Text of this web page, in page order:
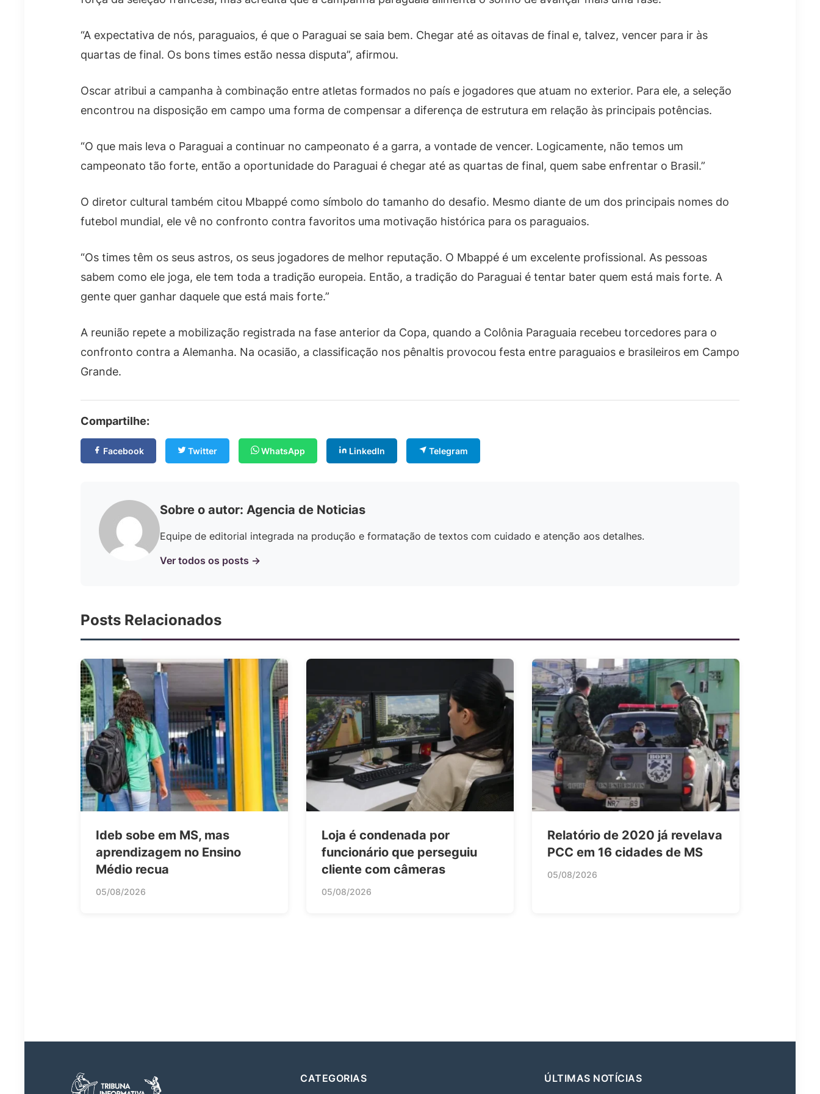
“A expectativa de nós, paraguaios, é que o Paraguai se saia bem. Chegar até as oitavas de final e, talvez, vencer para ir às
quartas de final. Os bons times estão nessa disputa”, afirmou.
Oscar atribui a campanha à combinação entre atletas formados no país e jogadores que atuam no exterior. Para ele, a seleção
encontrou na disposição em campo uma forma de compensar a diferença de estrutura em relação às principais potências.
“O que mais leva o Paraguai a continuar no campeonato é a garra, a vontade de vencer. Logicamente, não temos um
campeonato tão forte, então a oportunidade do Paraguai é chegar até as quartas de final, quem sabe enfrentar o Brasil.”
O diretor cultural também citou Mbappé como símbolo do tamanho do desafio. Mesmo diante de um dos principais nomes do
futebol mundial, ele vê no confronto contra favoritos uma motivação histórica para os paraguaios.
“Os times têm os seus astros, os seus jogadores de melhor reputação. O Mbappé é um excelente profissional. As pessoas
sabem como ele joga, ele tem toda a tradição europeia. Então, a tradição do Paraguai é tentar bater quem está mais forte. A
gente quer ganhar daquele que está mais forte.”
A reunião repete a mobilização registrada na fase anterior da Copa, quando a Colônia Paraguaia recebeu torcedores para o
confronto contra a Alemanha. Na ocasião, a classificação nos pênaltis provocou festa entre paraguaios e brasileiros em Campo
Grande.
Compartilhe:
Facebook Twitter WhatsApp LinkedIn Telegram
Sobre o autor: Agencia de Noticias
Equipe de editorial integrada na produção e formatação de textos com cuidado e atenção aos detalhes.
Ver todos os posts →
Posts Relacionados
Ideb sobe em MS, mas
aprendizagem no Ensino
Médio recua
05/08/2026
Loja é condenada por
funcionário que perseguiu
cliente com câmeras
05/08/2026
Relatório de 2020 já revelava
PCC em 16 cidades de MS
05/08/2026
CATEGORIAS ÚLTIMAS NOTÍCIAS